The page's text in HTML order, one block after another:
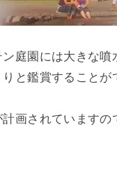
庭園には大きな
と鑑賞することが
画されていますの